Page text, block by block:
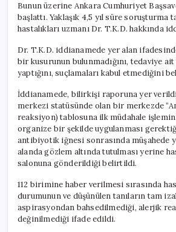
Bunun üzerine Ankara Cumhuriyet
başlattı. Yaklaşık 4,5 yıl süre soruşturma
hastalıkları uzmanı Dr. T.K.D. hakkında
Dr. T.K.D. iddianamede yer alan
bir kusurunun bulunmadığını, tedaviye
yaptığını, suçlamaları kabul etmediğini
İddianamede, bilirkişi raporuna yer
merkezi statüsünde olan bir merkezde
reaksiyon) tablosuna ilk müdahale
organize bir şekilde uygulanması
antibiyotik iğnesi sonrasında müşahede
alanda gözlem altında tutulması yerine
salonuna gönderildiği belirtildi.
112 birimine haber verilmesi sırasında
durumunun ve düşünülen tanıların tam
aspirasyondan bahsedilmediği, alerjik
değinilmediği ifade edildi.